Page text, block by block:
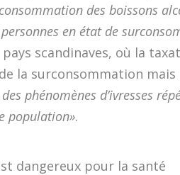
des boissons
en état de
scandinaves, où la
la surconsommation mais
phénomènes d’ivresses
population».
dangereux pour la santé